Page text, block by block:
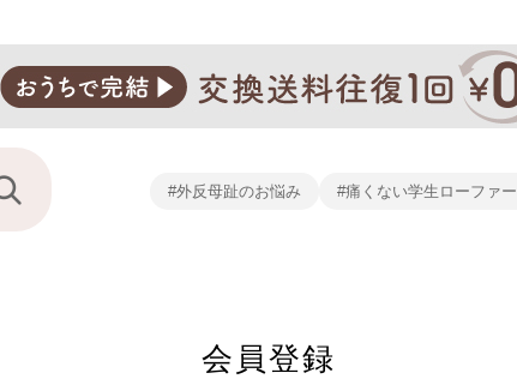
#外反母趾のお悩み #痛くない学生ローファー
会員登録